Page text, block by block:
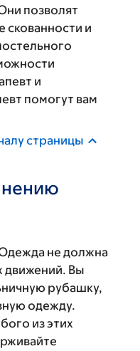
позволят
и
и
помогут вам
страницы
не должна
движений. Вы
рубашку,
одежду.
из этих